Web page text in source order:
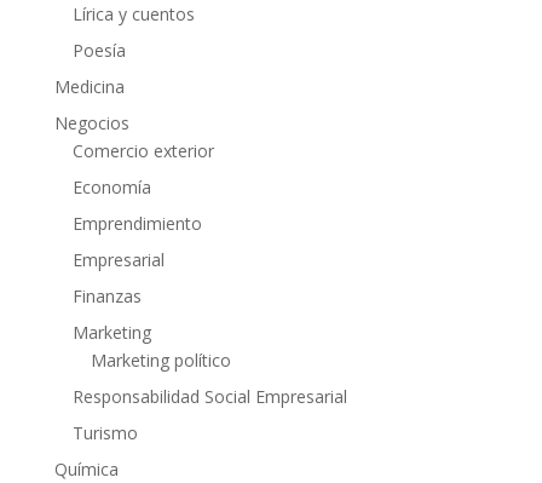
Lírica y cuentos
Poesía
Medicina
Negocios
Comercio exterior
Economía
Emprendimiento
Empresarial
Finanzas
Marketing
Marketing político
Responsabilidad Social Empresarial
Turismo
Química